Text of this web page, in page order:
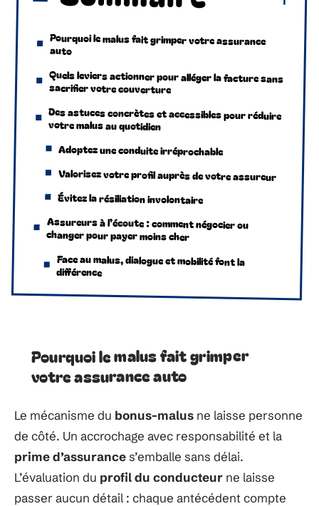
Pourquoi le malus fait grimper votre assurance
auto
Quels leviers actionner pour alléger la facture sans
sacrifier votre couverture
Des astuces concrètes et accessibles pour réduire
votre malus au quotidien
Adoptez une conduite irréprochable
Valorisez votre profil auprès de votre assureur
Évitez la résiliation involontaire
Assureurs à l’écoute : comment négocier ou
changer pour payer moins cher
Face au malus, dialogue et mobilité font la
différence
Pourquoi le malus fait grimper
votre assurance auto
Le mécanisme du bonus-malus ne laisse personne
de côté. Un accrochage avec responsabilité et la
prime d’assurances’emballe sans délai.
L’évaluation du profil du conducteur ne laisse
passer aucun détail : chaque antécédent compte